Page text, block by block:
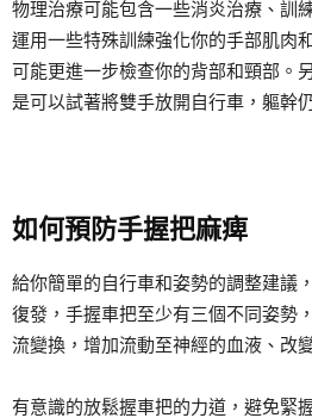
物理治療可能包含一些消炎治療、訓
運用一些特殊訓練強化你的手部肌肉
可能更進一步檢查你的背部和頸部。
是可以試著將雙手放開自行車，軀幹
如何預防手握把麻痺
給你簡單的自行車和姿勢的調整建議
復發，手握車把至少有三個不同姿勢
流變換，增加流動至神經的血液、改
有意識的放鬆握車把的力道，避免緊